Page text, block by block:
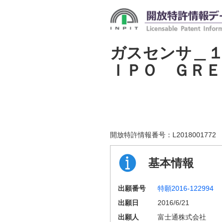
ガスセンサ＿
ＩＰＯ ＧＲ
開放特許情報番号： L2018001772
基本情報
出願番号
特願2016-122994
出願日
2016/6/21
出願人
富士通株式会社